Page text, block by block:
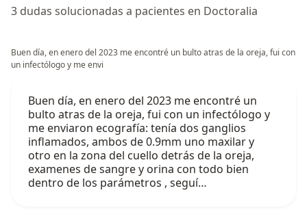
3 dudas solucionadas a pacientes en Doctoralia
Buen día, en enero del 2023 me encontré un bulto atras de la oreja, fui con
un infectólogo y me envi
Buen día, en enero del 2023 me encontré un
bulto atras de la oreja, fui con un infectólogo y
me enviaron ecografía: tenía dos ganglios
inflamados, ambos de 0.9mm uno maxilar y
otro en la zona del cuello detrás de la oreja,
examenes de sangre y orina con todo bien
dentro de los parámetros , seguí…